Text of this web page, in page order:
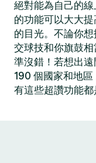
絕對能為自己的
的功能可以大大
的目光。不論你
交球技和你旗鼓
準沒錯！若想出
190 個國家和地
有這些超讚功能都